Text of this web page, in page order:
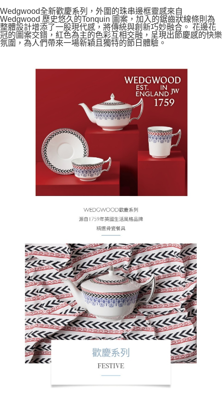
Wedgwood全新歡慶系列，外圍的珠串邊框靈感來自
Wedgwood 歷史悠久的Tonquin 圖案，加入的鋸齒狀線條則為
整體設計增添了一股現代感，將傳統與創新巧妙融合。 花邊花
冠的圖案交錯，紅色為主的色彩互相交融，呈現出節慶感的快樂
氛圍，為人們帶來一場新穎且獨特的節日體驗。